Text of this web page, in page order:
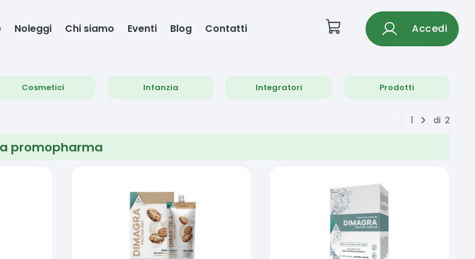
Noleggi Chi siamo Eventi Blog Contatti Accedi
Cosmetici Infanzia Integratori Prodotti
1 di 2
promopharma